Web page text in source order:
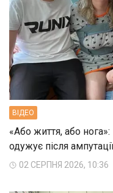
ВIДЕО
«Або життя, або
одужує після
02 СЕРПНЯ 2026, 10:36